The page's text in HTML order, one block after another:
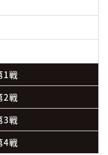
1戦
2戦
3戦
4戦